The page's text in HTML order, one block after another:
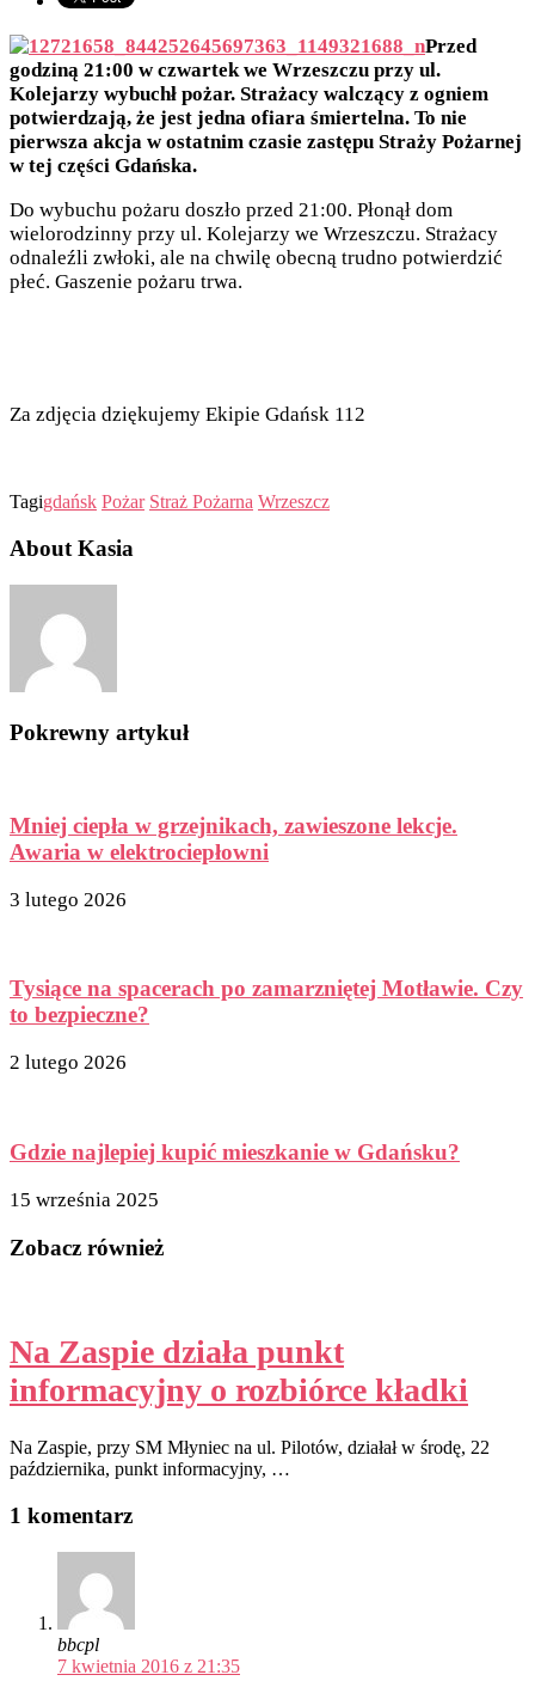
Przed
godziną 21:00 w czwartek we Wrzeszczu przy ul.
Kolejarzy wybuchł pożar. Strażacy walczący z ogniem
potwierdzają, że jest jedna ofiara śmiertelna. To nie
pierwsza akcja w ostatnim czasie zastępu Straży Pożarnej
w tej części Gdańska.
Do wybuchu pożaru doszło przed 21:00. Płonął dom
wielorodzinny przy ul. Kolejarzy we Wrzeszczu. Strażacy
odnaleźli zwłoki, ale na chwilę obecną trudno potwierdzić
płeć. Gaszenie pożaru trwa.
Za zdjęcia dziękujemy Ekipie Gdańsk 112
Tagigdańsk Pożar Straż Pożarna Wrzeszcz
About Kasia
Pokrewny artykuł
Mniej ciepła w grzejnikach, zawieszone lekcje.
Awaria w elektrociepłowni
3 lutego 2026
Tysiące na spacerach po zamarzniętej Motławie. Czy
to bezpieczne?
2 lutego 2026
Gdzie najlepiej kupić mieszkanie w Gdańsku?
15 września 2025
Zobacz również
Na Zaspie działa punkt
informacyjny o rozbiórce kładki
Na Zaspie, przy SM Młyniec na ul. Pilotów, działał w środę, 22
października, punkt informacyjny, …
1 komentarz
bbcpl
7 kwietnia 2016 z 21:35